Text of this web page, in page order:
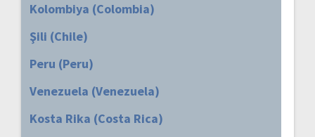
Kolombiya (Colombia)
Şili (Chile)
Peru (Peru)
Venezuela (Venezuela)
Kosta Rika (Costa Rica)